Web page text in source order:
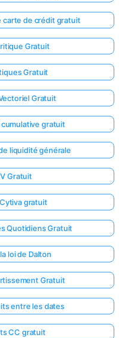
carte de crédit gratuit
Gratuit
Gratuit
Gratuit
gratuit
liquidité générale
Gratuit
gratuit
Quotidiens Gratuit
loi de Dalton
Gratuit
entre les dates
CC gratuit